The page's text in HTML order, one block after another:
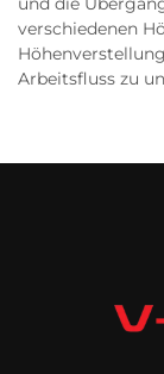
verschiedenen
Arbeitsfluss zu